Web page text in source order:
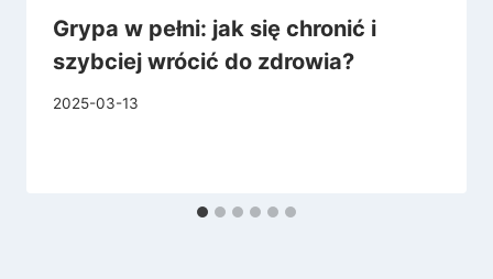
Grypa w pełni: jak się chronić i
szybciej wrócić do zdrowia?
2025-03-13